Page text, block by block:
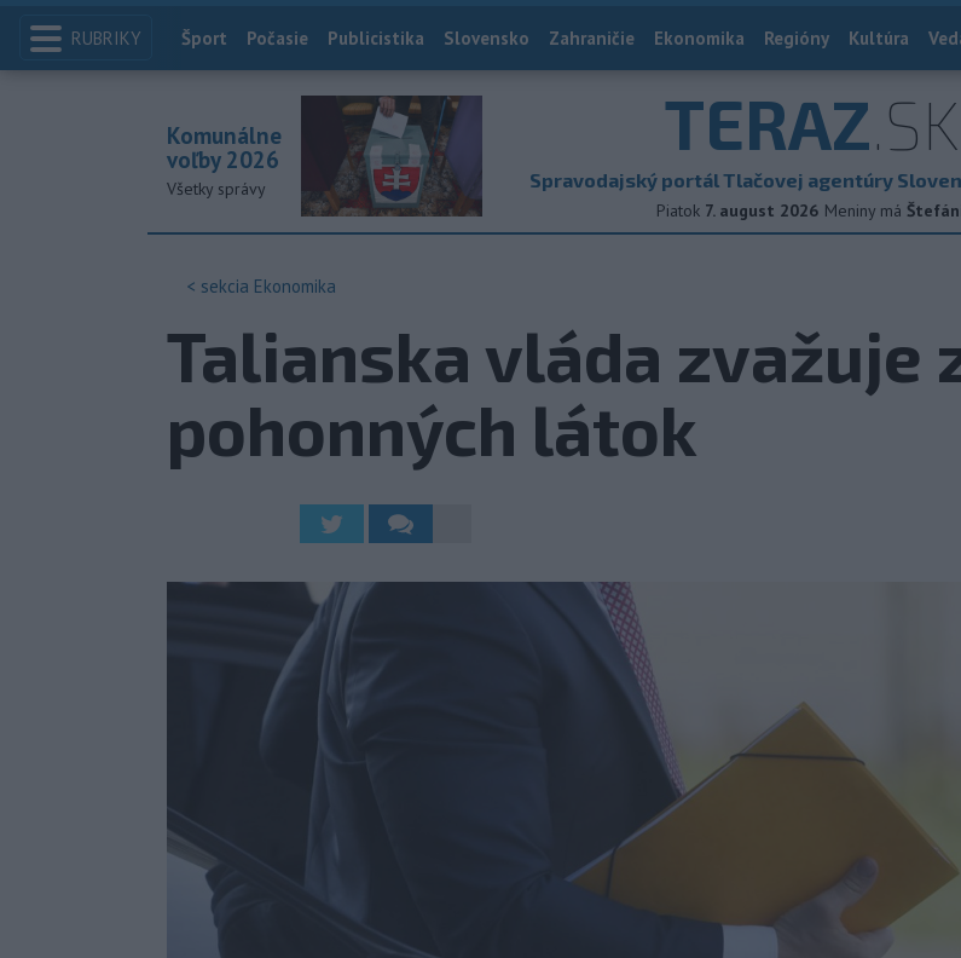
RUBRIKY Index
Šport Počasie Publicistika Slovensko Zahraničie Ekonomika Regióny Kultúra
TERAZ.SK
Spravodajský portál Tlačovej agentúry
Piatok 7. august 2026 Meniny má
Komunálne
voľby 2026
Všetky správy
< sekcia Ekonomika
Talianska vláda zvažuje
pohonných látok